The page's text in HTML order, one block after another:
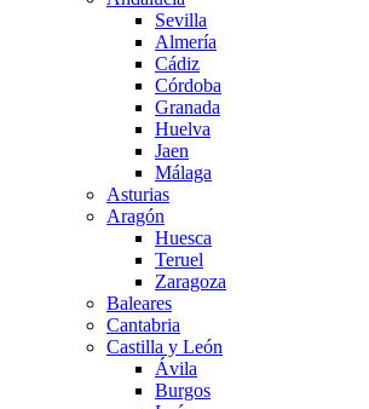
Sevilla
Almería
Cádiz
Córdoba
Granada
Huelva
Jaen
Málaga
Asturias
Aragón
Huesca
Teruel
Zaragoza
Baleares
Cantabria
Castilla y León
Ávila
Burgos